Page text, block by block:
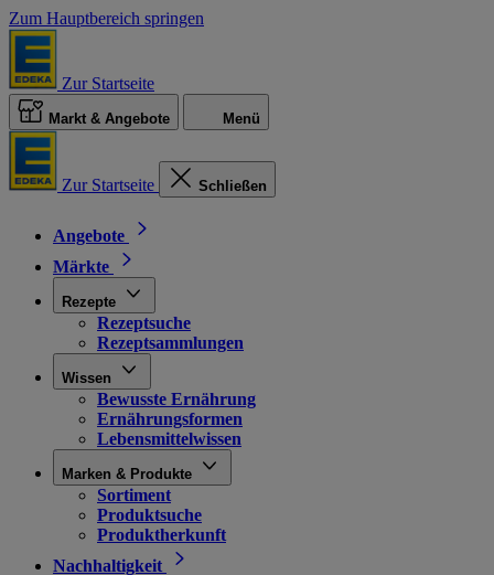
Zum Hauptbereich springen
Zur Startseite
Markt & Angebote Menü
Zur Startseite Schließen
Angebote
Märkte
Rezepte
Rezeptsuche
Rezeptsammlungen
Wissen
Bewusste Ernährung
Ernährungsformen
Lebensmittelwissen
Marken & Produkte
Sortiment
Produktsuche
Produktherkunft
Nachhaltigkeit